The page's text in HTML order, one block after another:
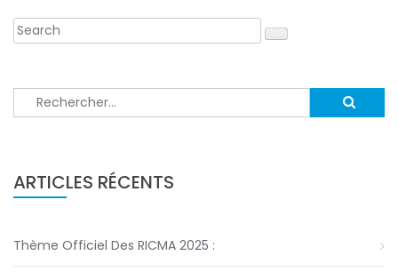
Rechercher :
ARTICLES RÉCENTS
Thème Officiel Des RICMA 2025 :